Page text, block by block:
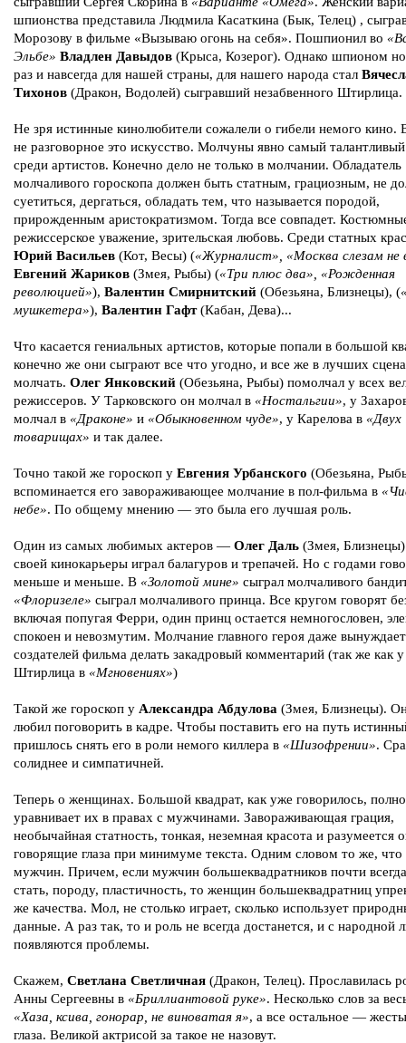
шпионства представила Людмила Касаткина (Бык, Телец) ,
Морозову в фильме «Вызываю огонь на себя». Пошпионил во
Эльбе» Владлен Давыдов (Крыса, Козерог). Однако шпионом
раз и навсегда для нашей страны, для нашего народа стал
Тихонов (Дракон, Водолей) сыгравший незабвенного Штирлица.
Не зря истинные кинолюбители сожалели о гибели немого кино.
не разговорное это искусство. Молчуны явно самый
среди артистов. Конечно дело не только в молчании. Обладатель
молчаливого гороскопа должен быть статным, грациозным, не
суетиться, дергаться, обладать тем, что называется породой,
прирожденным аристократизмом. Тогда все совпадет.
режиссерское уважение, зрительская любовь. Среди статных
Юрий Васильев (Кот, Весы) («Журналист», «Москва слезам не
Евгений Жариков (Змея, Рыбы) («Три плюс два», «Рожденная
революцией»), Валентин Смирнитский (Обезьяна, Близнецы), (
мушкетера»), Валентин Гафт(Кабан, Дева)...
Что касается гениальных артистов, которые попали в большой
конечно же они сыграют все что угодно, и все же в лучших
молчать. Олег Янковский (Обезьяна, Рыбы) помолчал у всех
режиссеров. У Тарковского он молчал в «Ностальгии», у
молчал в «Драконе» и «Обыкновенном чуде», у Карелова в «Двух
товарищах» и так далее.
Точно такой же гороскоп у Евгения Урбанского (Обезьяна,
вспоминается его завораживающее молчание в пол-фильма в
небе». По общему мнению — это была его лучшая роль.
Один из самых любимых актеров — Олег Даль (Змея,
своей кинокарьеры играл балагуров и трепачей. Но с годами
меньше и меньше. В «Золотой мине» сыграл молчаливого
«Флоризеле» сыграл молчаливого принца. Все кругом говорят
включая попугая Ферри, один принц остается немногословен,
спокоен и невозмутим. Молчание главного героя даже вынуждает
создателей фильма делать закадровый комментарий (так же как у
Штирлица в «Мгновениях»)
Такой же гороскоп у Александра Абдулова (Змея, Близнецы).
любил поговорить в кадре. Чтобы поставить его на путь
пришлось снять его в роли немого киллера в «Шизофрении».
солиднее и симпатичней.
Теперь о женщинах. Большой квадрат, как уже говорилось,
уравнивает их в правах с мужчинами. Завораживающая грация,
необычайная статность, тонкая, неземная красота и разумеется
говорящие глаза при минимуме текста. Одним словом то же, что
мужчин. Причем, если мужчин большеквадратников почти всегда
стать, породу, пластичность, то женщин большеквадратниц
же качества. Мол, не столько играет, сколько использует
данные. А раз так, то и роль не всегда достанется, и с народной
появляются проблемы.
Скажем, Светлана Светличная (Дракон, Телец). Прославилась
Анны Сергеевны в «Бриллиантовой руке». Несколько слов за
«Хаза, ксива, гонорар, не виноватая я», а все остальное —
глаза. Великой актрисой за такое не назовут.